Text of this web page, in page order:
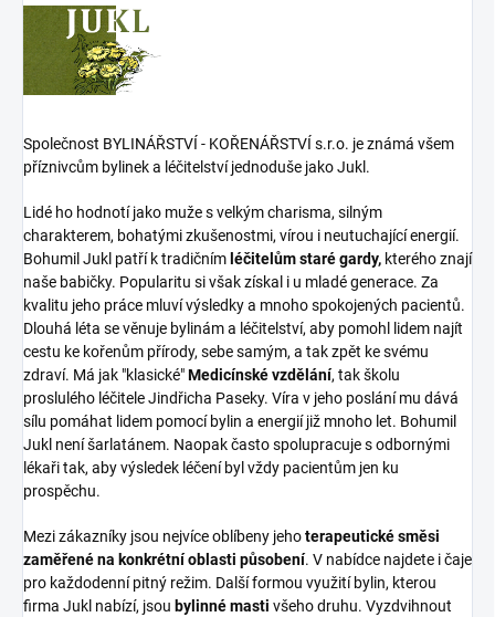
Společnost BYLINÁŘSTVÍ - KOŘENÁŘSTVÍ s.r.o. je známá všem
příznivcům bylinek a léčitelství jednoduše jako Jukl.
Lidé ho hodnotí jako muže s velkým charisma, silným
charakterem, bohatými zkušenostmi, vírou i neutuchající energií.
Bohumil Jukl patří k tradičním léčitelům staré gardy, kterého znají
naše babičky. Popularitu si však získal i u mladé generace. Za
kvalitu jeho práce mluví výsledky a mnoho spokojených pacientů.
Dlouhá léta se věnuje bylinám a léčitelství, aby pomohl lidem najít
cestu ke kořenům přírody, sebe samým, a tak zpět ke svému
zdraví. Má jak "klasické"Medicínské vzdělání, tak školu
proslulého léčitele Jindřicha Paseky. Víra v jeho poslání mu dává
sílu pomáhat lidem pomocí bylin a energií již mnoho let. Bohumil
Jukl není šarlatánem. Naopak často spolupracuje s odbornými
lékaři tak, aby výsledek léčení byl vždy pacientům jen ku
prospěchu.
Mezi zákazníky jsou nejvíce oblíbeny jehoterapeutické směsi
zaměřené na konkrétní oblasti působení. V nabídce najdete i čaje
pro každodenní pitný režim. Další formou využití bylin, kterou
firma Jukl nabízí, jsou bylinné masti všeho druhu. Vyzdvihnout